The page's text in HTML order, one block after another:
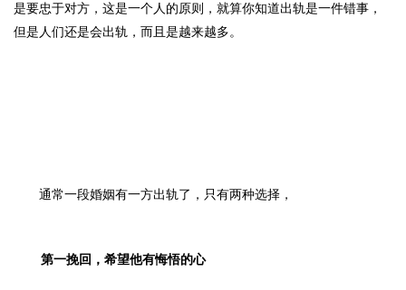
是要忠于对方，这是一个人的原则，就算你知道出轨是一件错事，
但是人们还是会出轨，而且是越来越多。
通常一段婚姻有一方出轨了， 只有两种选择，
第一挽回， 希望他有悔悟的心